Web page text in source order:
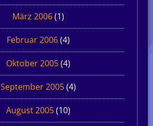
März 2006(1)
Februar 2006(4)
Oktober 2005(4)
September 2005(4)
August 2005(10)